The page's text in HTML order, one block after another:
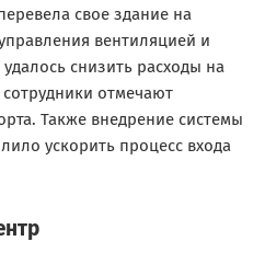
свое здание на
вентиляцией и
снизить расходы на
отмечают
Также внедрение системы
ускорить процесс входа